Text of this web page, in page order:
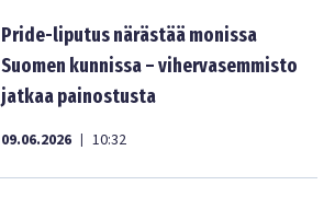
Pride-liputus närästää monissa
Suomen kunnissa – vihervasemmisto
jatkaa painostusta
09.06.2026 | 10:32